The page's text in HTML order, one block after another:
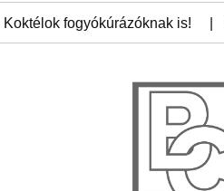
Koktélok fogyókúrázóknak is!